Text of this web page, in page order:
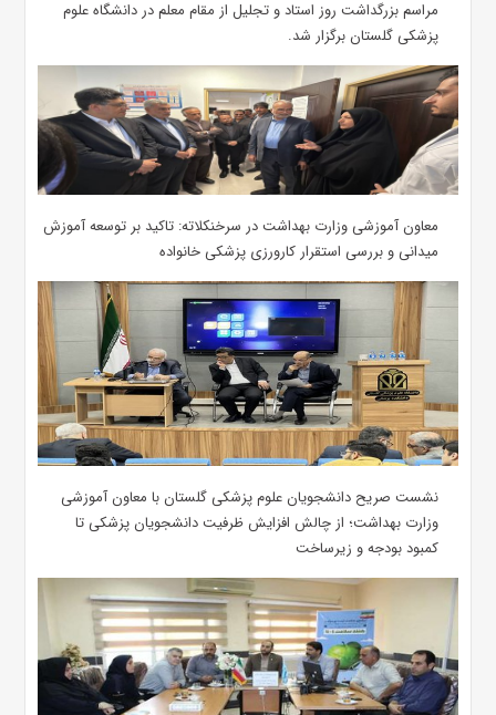
مراسم بزرگداشت روز استاد و تجلیل از مقام معلم در دانشگاه علوم
پزشکی گلستان برگزار شد.‌
معاون آموزشی وزارت بهداشت در سرخنکلاته: تاکید بر توسعه آموزش
میدانی و بررسی استقرار کارورزی پزشکی ‌خانواده
نشست صریح دانشجویان علوم پزشکی گلستان با معاون آموزشی
وزارت بهداشت؛ از چالش افزایش ظرفیت دانشجویان ‌پزشکی تا
کمبود بودجه و زیرساخت